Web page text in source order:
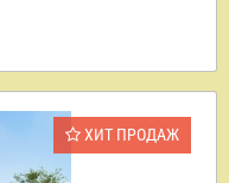
ХИТ ПРОДАЖ